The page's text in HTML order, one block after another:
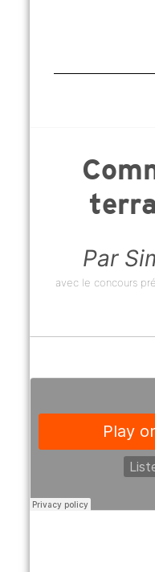
Par
avec le concours